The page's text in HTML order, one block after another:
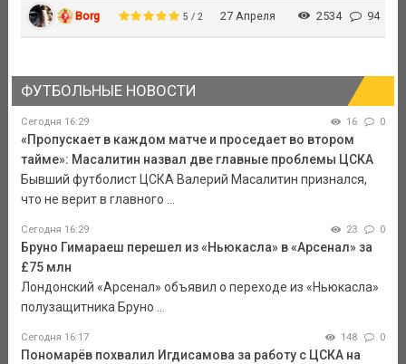
Borg 5 / 2 27 Апреля 2534 94
ФУТБОЛЬНЫЕ НОВОСТИ
Сегодня 16:29 16 0
«Пропускает в каждом матче и проседает во втором
тайме»: Масалитин назвал две главные проблемы ЦСКА
Бывший футболист ЦСКА Валерий Масалитин признался,
что не верит в главного ...
Сегодня 16:29 23 0
Бруно Гимараеш перешел из «Ньюкасла» в «Арсенал» за
£75 млн
Лондонский «Арсенал» объявил о переходе из «Ньюкасла»
полузащитника Бруно ...
Сегодня 16:17 148 0
Пономарёв похвалил Игдисамова за работу с ЦСКА на